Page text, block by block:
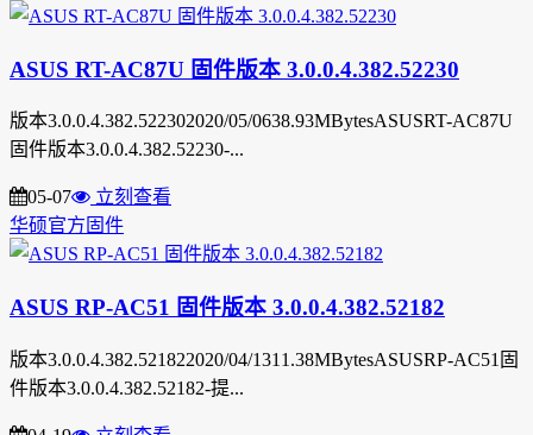
ASUS RT-AC87U 固件版本 3.0.0.4.382.52230
版本3.0.0.4.382.522302020/05/0638.93MBytesASUSRT-AC87U
固件版本3.0.0.4.382.52230-...
05-07
立刻查看
华硕官方固件
ASUS RP-AC51 固件版本 3.0.0.4.382.52182
版本3.0.0.4.382.521822020/04/1311.38MBytesASUSRP-AC51固
件版本3.0.0.4.382.52182-提...